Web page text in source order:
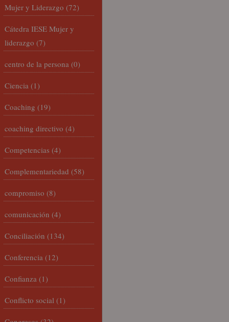
Mujer y Liderazgo (72)
Cátedra IESE Mujer y
liderazgo (7)
centro de la persona (0)
Ciencia (1)
Coaching (19)
coaching directivo (4)
Competencias (4)
Complementariedad (58)
compromiso (8)
comunicación (4)
Conciliación (134)
Conferencia (12)
Confianza (1)
Conflicto social (1)